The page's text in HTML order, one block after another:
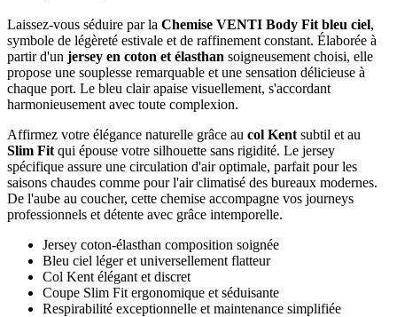
Laissez-vous séduire par la Chemise VENTI Body Fit bleu ciel,
symbole de légèreté estivale et de raffinement constant. Élaborée à
partir d'un jersey en coton et élasthan soigneusement choisi, elle
propose une souplesse remarquable et une sensation délicieuse à
chaque port. Le bleu clair apaise visuellement, s'accordant
harmonieusement avec toute complexion.
Affirmez votre élégance naturelle grâce au col Kent subtil et au
Slim Fit qui épouse votre silhouette sans rigidité. Le jersey
spécifique assure une circulation d'air optimale, parfait pour les
saisons chaudes comme pour l'air climatisé des bureaux modernes.
De l'aube au coucher, cette chemise accompagne vos journeys
professionnels et détente avec grâce intemporelle.
Jersey coton-élasthan composition soignée
Bleu ciel léger et universellement flatteur
Col Kent élégant et discret
Coupe Slim Fit ergonomique et séduisante
Respirabilité exceptionnelle et maintenance simplifiée